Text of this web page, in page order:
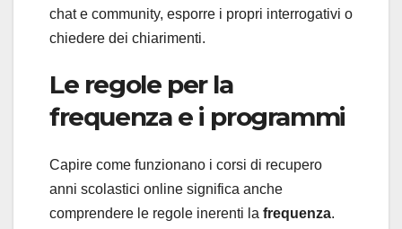
chat e community, esporre i propri interrogativi o
chiedere dei chiarimenti.
Le regole per la
frequenza e i programmi
Capire come funzionano i corsi di recupero
anni scolastici online significa anche
comprendere le regole inerenti la frequenza.